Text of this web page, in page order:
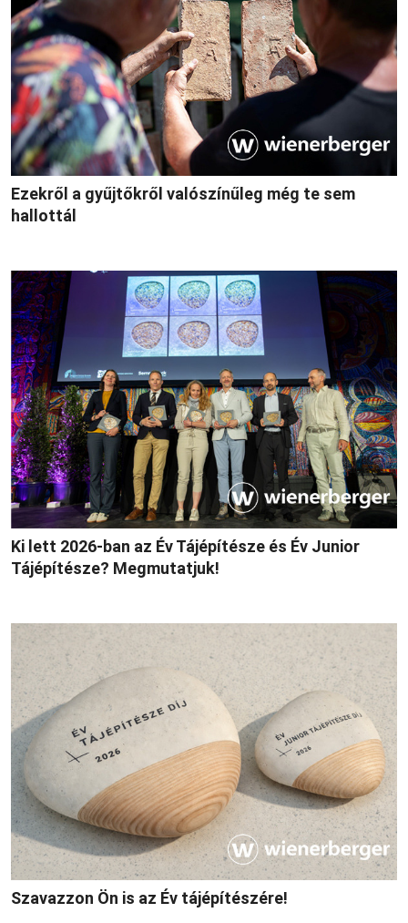
Ezekről a gyűjtőkről valószínűleg még te sem
hallottál
Ki lett 2026-ban az Év Tájépítésze és Év Junior
Tájépítésze? Megmutatjuk!
Szavazzon Ön is az Év tájépítészére!